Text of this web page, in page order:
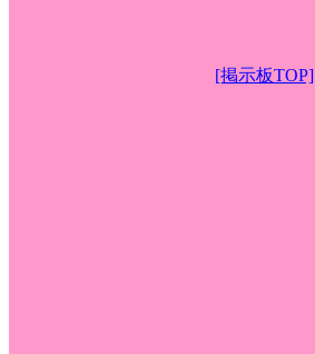
[掲示板TOP]